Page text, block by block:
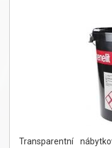
Transparentní